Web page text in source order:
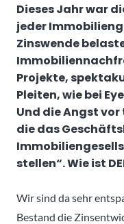
Dieses Jahr war
jeder
Zinswende
Projekte,
Pleiten, wie bei
Und die Angst
die das
stellen“. Wie ist
Wir sind da sehr
Bestand die